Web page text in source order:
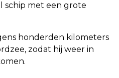
schip met een grote
honderden kilometers
zodat hij weer in